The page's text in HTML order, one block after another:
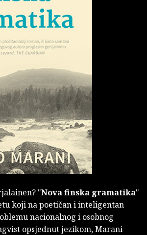
"Nova finska gramatika"
koji na poetičan i inteligentan
nacionalnog i osobnog
opsjednut jezikom, Marani